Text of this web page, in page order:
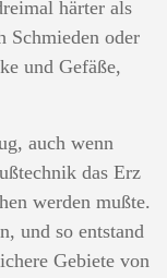
härter als
Schmieden oder
und Gefäße,
auch wenn
das Erz
werden mußte.
und so entstand
Gebiete von